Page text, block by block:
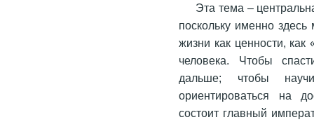
Эта тема –
поскольку именно
жизни как ценности,
человека. Чтобы
дальше; чтобы
ориентироваться на
состоит главный